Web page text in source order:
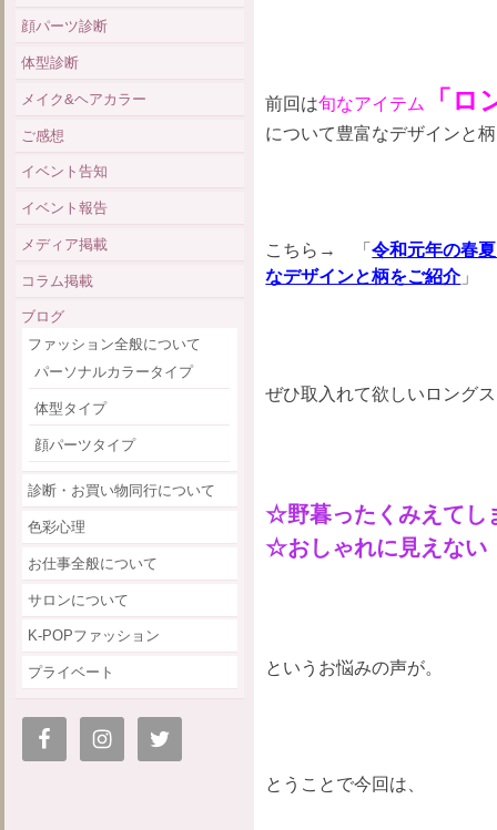
前回は旬なアイテム 「
について豊富なデザインと
こちら→ 「令和元年の春
なデザインと柄をご紹介」
ぜひ取入れて欲しいロング
☆野暮ったくみえてし
☆おしゃれに見えない
というお悩みの声が。
とうことで今回は、
顔パーツ診断
体型診断
メイク&ヘアカラー
ご感想
イベント告知
イベント報告
メディア掲載
コラム掲載
ブログ
ファッション全般について
パーソナルカラータイプ
体型タイプ
顔パーツタイプ
診断・お買い物同行について
色彩心理
お仕事全般について
サロンについて
K-POPファッション
プライベート